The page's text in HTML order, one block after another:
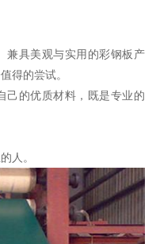
兼具美观与实用的彩钢板产
得的尝试。
己的优质材料，既是专业的
人。